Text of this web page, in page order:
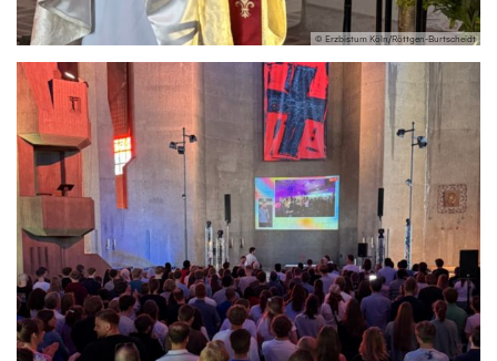
© Erzbistum Köln/Röttgen-Burtscheidt